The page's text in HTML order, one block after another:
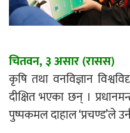
बलियो र
हिस्सा :
चितवन, ३ असार (रासस)
कृषि तथा वनविज्ञान
दीक्षित भएका छन् ।
पुष्पकमल दाहाल ‘प्रचण्ड’ले